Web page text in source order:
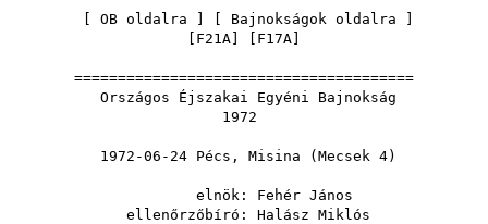
OB oldalra Bajnokságok oldalra
F21A F17A
=======================================
Országos Éjszakai Egyéni Bajnokság
1972
1972-06-24 Pécs, Misina (Mecsek 4)
elnök: Fehér János
ellenőrzőbíró: Halász Miklós